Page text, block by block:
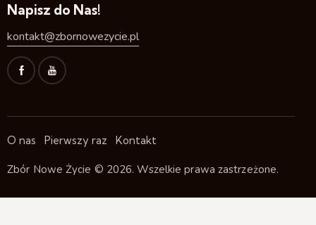
Napisz do Nas!
kontakt@zbornowezycie.pl
O nas Pierwszy raz Kontakt
Zbór Nowe Życie © 2026. Wszelkie prawa zastrzeżone.